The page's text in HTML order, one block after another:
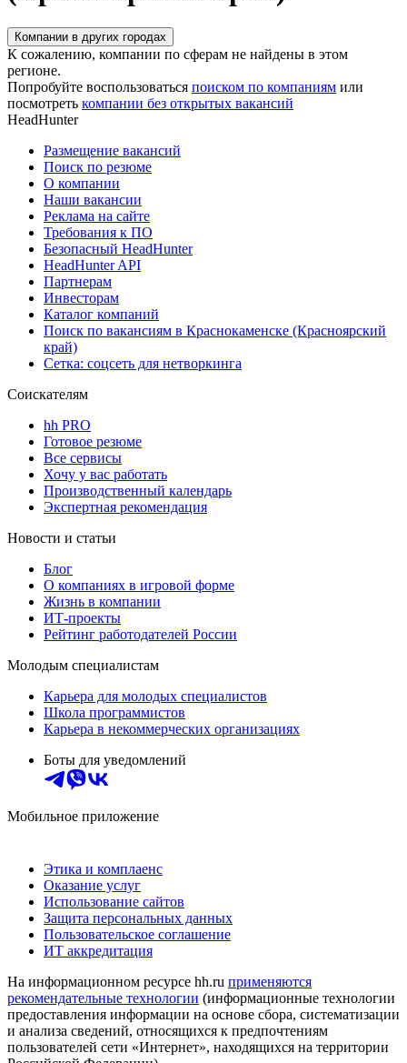
Компании в других городах
К сожалению, компании по сферам не найдены в этом
регионе.
Попробуйте воспользоваться поиском по компаниям или
посмотреть компании без открытых вакансий
HeadHunter
Размещение вакансий
Поиск по резюме
О компании
Наши вакансии
Реклама на сайте
Требования к ПО
Безопасный HeadHunter
HeadHunter API
Партнерам
Инвесторам
Каталог компаний
Поиск по вакансиям в Краснокаменске (Красноярский
край)
Сетка: соцсеть для нетворкинга
Соискателям
hh PRO
Готовое резюме
Все сервисы
Хочу у вас работать
Производственный календарь
Экспертная рекомендация
Новости и статьи
Блог
О компаниях в игровой форме
Жизнь в компании
ИТ-проекты
Рейтинг работодателей России
Молодым специалистам
Карьера для молодых специалистов
Школа программистов
Карьера в некоммерческих организациях
Боты для уведомлений
Мобильное приложение
Этика и комплаенс
Оказание услуг
Использование сайтов
Защита персональных данных
Пользовательское соглашение
ИТ аккредитация
На информационном ресурсе hh.ru применяются
рекомендательные технологии (информационные технологии
предоставления информации на основе сбора, систематизации
и анализа сведений, относящихся к предпочтениям
пользователей сети «Интернет», находящихся на территории